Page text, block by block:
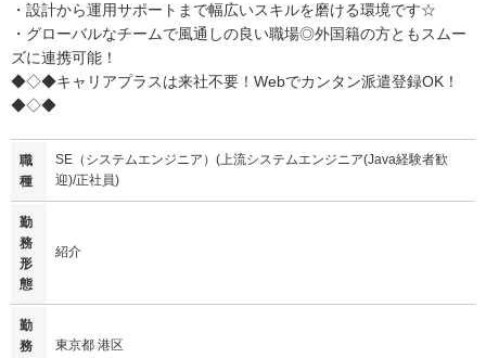
・設計から運用サポートまで幅広いスキルを磨ける環境です☆
・グローバルなチームで風通しの良い職場◎外国籍の方ともスムー
ズに連携可能！
◆◇◆キャリアプラスは来社不要！Webでカンタン派遣登録OK！
◆◇◆
職
種
SE（システムエンジニア）(上流システムエンジニア(Java経験者歓
迎)/正社員)
勤
務
形
態
紹介
勤
務
東京都 港区